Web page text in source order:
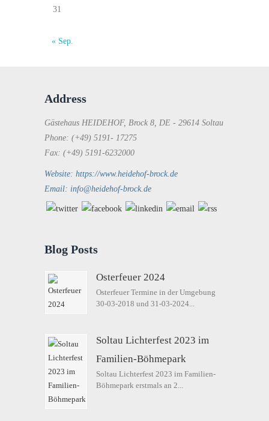
31
« Sep.
Address
Gästehaus HEIDEHOF, Brock 8, DE - 29614 Soltau
Phone: (+49) 5191- 17275
Fax: (+49) 5191-6232000
Website: https://www.heidehof-brock.de
Email: info@heidehof-brock.de
Blog Posts
Osterfeuer 2024
Osterfeuer Termine in der Umgebung
30-03-2018 und 31-03-2024...
Soltau Lichterfest 2023 im
Familien-Böhmepark
Soltau Lichterfest 2023 im Familien-
Böhmepark erstmals an 2...